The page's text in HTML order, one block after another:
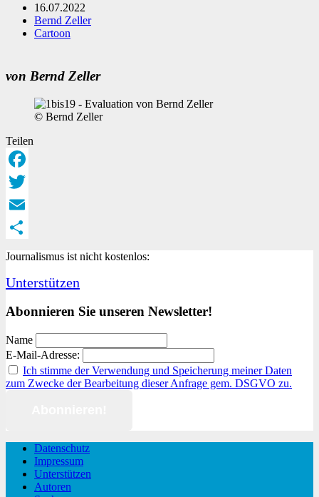
16.07.2022
Bernd Zeller
Cartoon
von Bernd Zeller
© Bernd Zeller
Teilen
Facebook
Twitter
Email
Teilen
Journalismus ist nicht kostenlos:
Unterstützen
Abonnieren Sie unseren Newsletter!
Name
E-Mail-Adresse:
Ich stimme der Verwendung und Speicherung meiner Daten
zum Zwecke der Bearbeitung dieser Anfrage gem. DSGVO zu.
Datenschutz
Impressum
Unterstützen
Autoren